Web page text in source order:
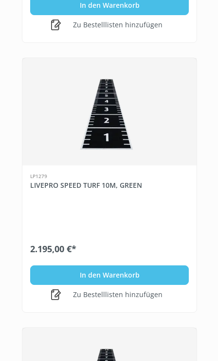
In den Warenkorb
Zu Bestelllisten hinzufügen
LP1279
LIVEPRO SPEED TURF 10M, GREEN
2.195,00 €*
In den Warenkorb
Zu Bestelllisten hinzufügen